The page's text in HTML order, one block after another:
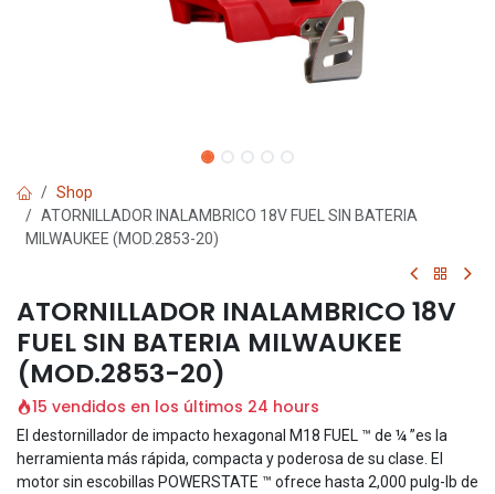
Shop
ATORNILLADOR INALAMBRICO 18V FUEL SIN BATERIA
MILWAUKEE (MOD.2853-20)
ATORNILLADOR INALAMBRICO 18V
FUEL SIN BATERIA MILWAUKEE
(MOD.2853-20)
15 vendidos en los últimos 24 hours
El destornillador de impacto hexagonal M18 FUEL ™ de ¼ ”es la
herramienta más rápida, compacta y poderosa de su clase. El
motor sin escobillas POWERSTATE ™ ofrece hasta 2,000 pulg-lb de